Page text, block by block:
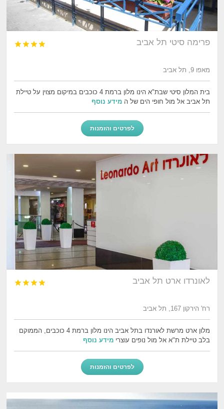
פרימה סיטי תל אביב 



מאפו 9, תל אביב
בית המלון סיטי שבת"א הינו מלון ברמת 4 כוכבים במיקום מצוין על טיילת
תל אביב אל מול חופי הים של המידע נוסף
לפרטים והזמנות
לאונרדו ארט תל אביב 



רח' הירקון 167, תל אביב
מלון ארט מרשת לאורנדו בתל אביב הינו מלון ברמת 4 כוכבים, הממוקם
בלב טיילת ת"א אל מול נופים עוצרימידע נוסף
לפרטים והזמנות